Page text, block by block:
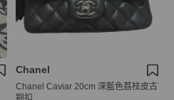
Chanel
Chanel Caviar 20cm 深藍色荔枝皮古
銅扣